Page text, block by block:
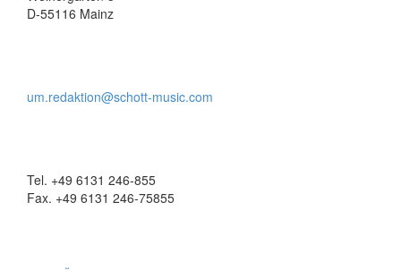
D-55116 Mainz
um.redaktion@schott-music.com
Tel. +49 6131 246-855
Fax. +49 6131 246-75855